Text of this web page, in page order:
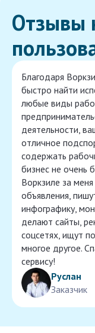
Отзывы
Благодаря
быстро найти
любые виды
деятельности,
отличное
содержать
бизнес не очень
Воркзиле за
объявления,
инфографику,
делают сайты,
соцсетях, ищут
многое другое.
сервису!
Руслан
Заказчик